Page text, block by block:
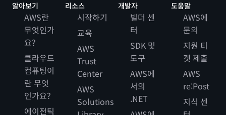
알아보기
AWS란
무엇인가
요?
클라우드
컴퓨팅이
란 무엇
인가요?
에이전틱
리소스
시작하기
교육
AWS
Trust
Center
AWS
Solutions
개발자
빌더 센
터
SDK 및
도구
AWS에
서의
.NET
도움말
AWS에
문의
지원 티
켓 제출
AWS
re:Post
지식 센